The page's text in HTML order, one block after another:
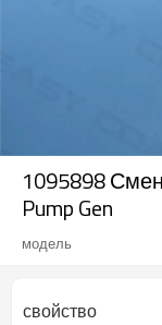
1095898
Pump Gen
модель
свойство